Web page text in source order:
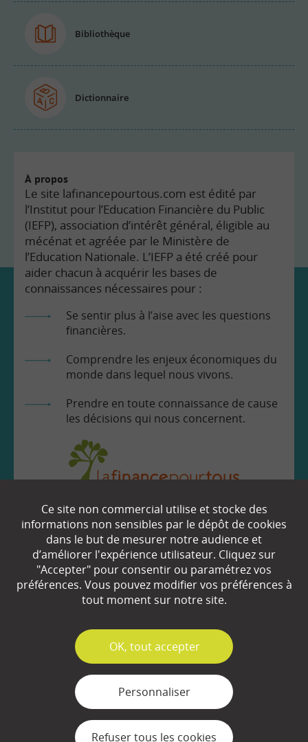
Bibliothèque
Dictionnaire
À propos
Le site lafinancepourtous.com est édité par
l’Institut pour l’Education Financière du Public
(IEFP), association d’intérêt général, éligible au
mécénat et agréée par le Ministère de
l’Education Nationale. L’IEFP a été créé pour
aider chacun à acquérir les bases de
connaissances nécessaires pour :
Se sentir plus à l’aise avec les questions
financières.
Comprendre les enjeux économiques du
monde dans lequel nous vivons.
Prendre en toute connaissance de cause
les décisions qui nous concernent.
EN SAVOIR
Qui sommes-nous ?
Partenaires
Plan du site
Mentions légales
Ce site non commercial utilise et stocke des
informations non sensibles par le dépôt de cookies
dans le but de mesurer notre audience et
d’améliorer l'expérience utilisateur. Cliquez sur
"Accepter" pour consentir ou paramétrez vos
préférences. Vous pouvez modifier vos préférences à
tout moment sur notre site.
✓
OK, tout accepter
Personnaliser
Refuser tous les cookies